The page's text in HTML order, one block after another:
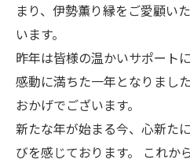
まり、伊勢薫り縁をご愛顧い
います。
昨年は皆様の温かいサポート
感動に満ちた一年となりまし
おかげでございます。
新たな年が始まる今、心新た
びを感じております。 これか